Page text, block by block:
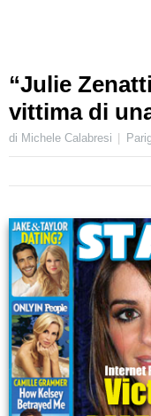
“Julie
vittima di
di Michele Calabresi